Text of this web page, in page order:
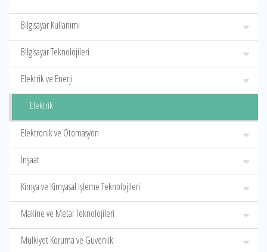
Bilgisayar Kullanımı
Bilgisayar Teknolojileri
Elektrik ve Enerji
Elektrik
Elektronik ve Otomasyon
İnşaat
Kimya ve Kimyasal İşleme Teknolojileri
Makine ve Metal Teknolojileri
Mülkiyet Koruma ve Güvenlik